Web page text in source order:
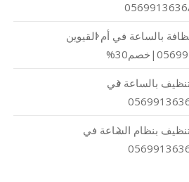
بالساعة في أم القيوين
بالساعة في
بنظام الساعة في